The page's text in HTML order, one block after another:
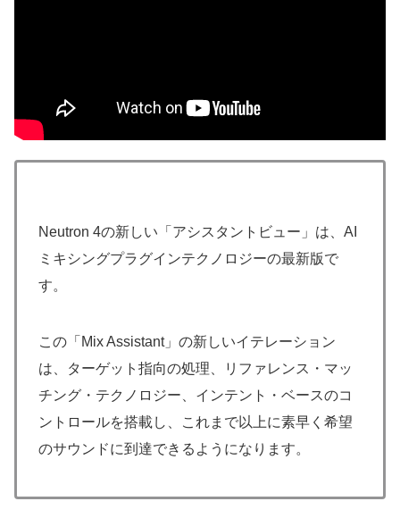
Neutron 4の新しい「アシスタントビュー」は、AI
ミキシングプラグインテクノロジーの最新版で
す。
この「Mix Assistant」の新しいイテレーション
は、ターゲット指向の処理、リファレンス・マッ
チング・テクノロジー、インテント・ベースのコ
ントロールを搭載し、これまで以上に素早く希望
のサウンドに到達できるようになります。